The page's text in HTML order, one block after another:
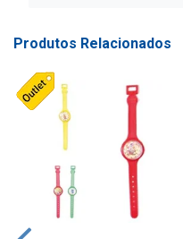
Produtos Relacionados